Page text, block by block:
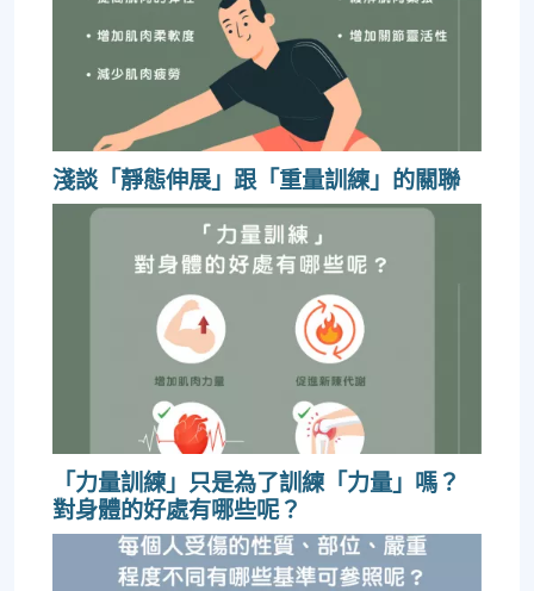
淺談「靜態伸展」跟「重量訓練」的關聯
「力量訓練」只是為了訓練「力量」嗎？
對身體的好處有哪些呢？